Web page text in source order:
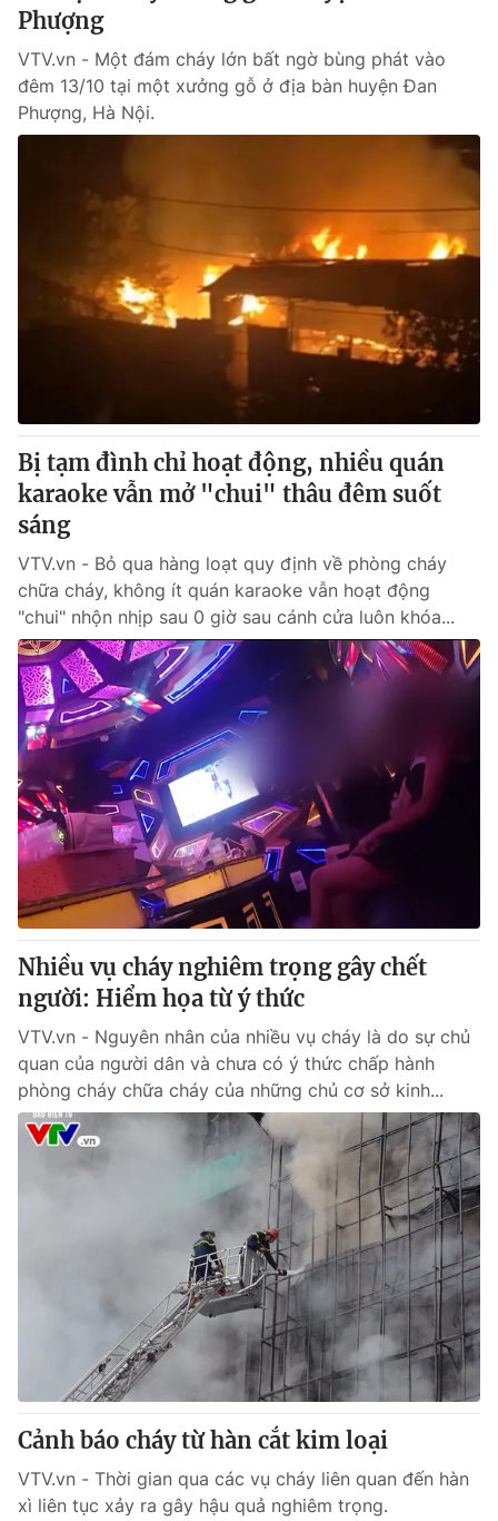
Phượng
VTV.vn - Một đám cháy lớn bất ngờ bùng phát vào
đêm 13/10 tại một xưởng gỗ ở địa bàn huyện Đan
Phượng, Hà Nội.
Bị tạm đình chỉ hoạt động, nhiều quán
karaoke vẫn mở "chui" thâu đêm suốt
sáng
VTV.vn - Bỏ qua hàng loạt quy định về phòng cháy
chữa cháy, không ít quán karaoke vẫn hoạt động
"chui" nhộn nhịp sau 0 giờ sau cánh cửa luôn khóa...
Nhiều vụ cháy nghiêm trọng gây chết
người: Hiểm họa từ ý thức
VTV.vn - Nguyên nhân của nhiều vụ cháy là do sự chủ
quan của người dân và chưa có ý thức chấp hành
phòng cháy chữa cháy của những chủ cơ sở kinh...
Cảnh báo cháy từ hàn cắt kim loại
VTV.vn - Thời gian qua các vụ cháy liên quan đến hàn
xì liên tục xảy ra gây hậu quả nghiêm trọng.